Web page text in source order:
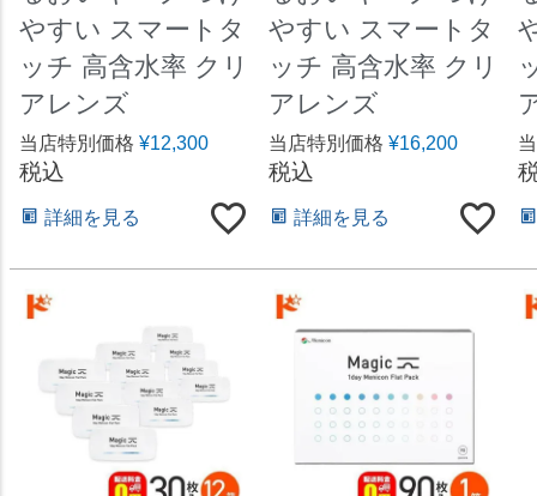
やすい スマートタ
ッチ 高含水率 クリ
アレンズ
当店特別価格 ¥12,300
税込
詳細を見る
やすい スマートタ
ッチ 高含水率 クリ
アレンズ
当店特別価格 ¥16,200
税込
詳細を見る